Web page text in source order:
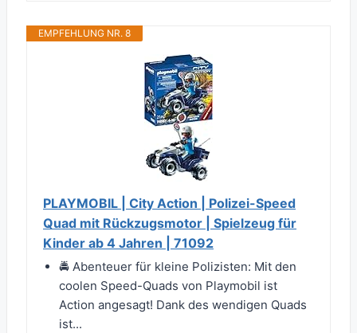
EMPFEHLUNG NR. 8
PLAYMOBIL | City Action | Polizei-Speed
Quad mit Rückzugsmotor | Spielzeug für
Kinder ab 4 Jahren | 71092
🚔 Abenteuer für kleine Polizisten: Mit den
coolen Speed-Quads von Playmobil ist
Action angesagt! Dank des wendigen Quads
ist...